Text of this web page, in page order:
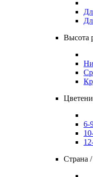
Высота
6-
Страна